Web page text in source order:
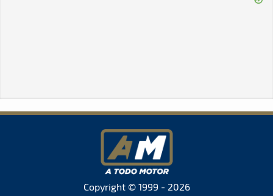
Copyright © 1999 - 2026